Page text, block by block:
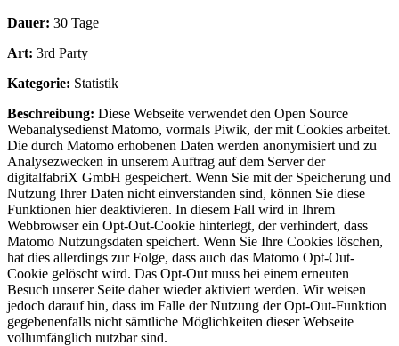
Dauer: 30 Tage
Art: 3rd Party
Kategorie: Statistik
Beschreibung: Diese Webseite verwendet den Open Source
Webanalysedienst Matomo, vormals Piwik, der mit Cookies arbeitet.
Die durch Matomo erhobenen Daten werden anonymisiert und zu
Analysezwecken in unserem Auftrag auf dem Server der
digitalfabriX GmbH gespeichert. Wenn Sie mit der Speicherung und
Nutzung Ihrer Daten nicht einverstanden sind, können Sie diese
Funktionen hier deaktivieren. In diesem Fall wird in Ihrem
Webbrowser ein Opt-Out-Cookie hinterlegt, der verhindert, dass
Matomo Nutzungsdaten speichert. Wenn Sie Ihre Cookies löschen,
hat dies allerdings zur Folge, dass auch das Matomo Opt-Out-
Cookie gelöscht wird. Das Opt-Out muss bei einem erneuten
Besuch unserer Seite daher wieder aktiviert werden. Wir weisen
jedoch darauf hin, dass im Falle der Nutzung der Opt-Out-Funktion
gegebenenfalls nicht sämtliche Möglichkeiten dieser Webseite
vollumfänglich nutzbar sind.